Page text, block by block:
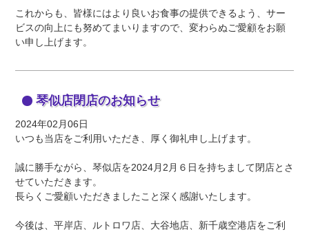
これからも、皆様にはより良いお食事の提供できるよう、サー
ビスの向上にも努めてまいりますので、変わらぬご愛顧をお願
い申し上げます。
琴似店閉店のお知らせ
2024年02月06日
いつも当店をご利用いただき、厚く御礼申し上げます。
誠に勝手ながら、琴似店を2024月2月６日を持ちまして閉店とさ
せていただきます。
長らくご愛顧いただきましたこと深く感謝いたします。
今後は、平岸店、ルトロワ店、大谷地店、新千歳空港店をご利